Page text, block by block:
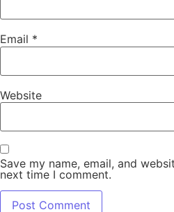
Email *
Website
Save my name, email, and
next time I comment.